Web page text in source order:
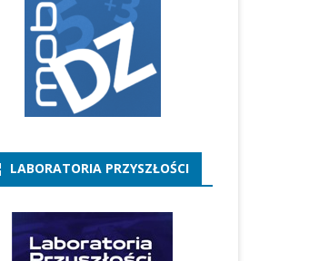
LABORATORIA PRZYSZŁOŚCI